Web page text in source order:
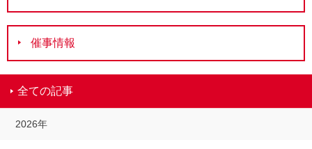
催事情報
全ての記事
2026年